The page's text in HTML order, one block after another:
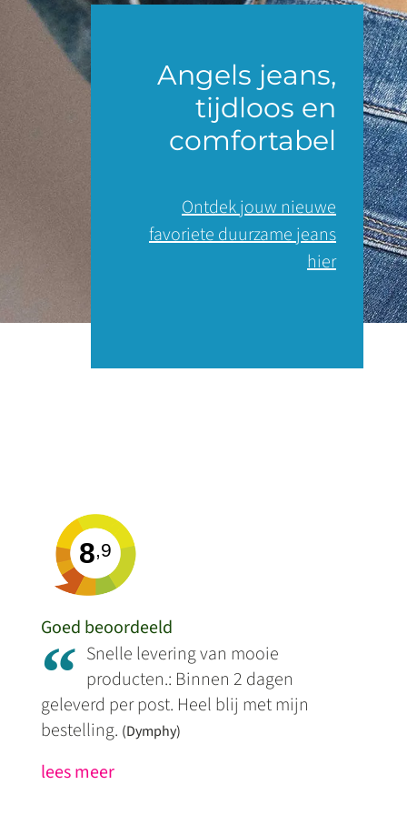
Angels jeans,
tijdloos en
comfortabel
Ontdek jouw nieuwe
favoriete duurzame jeans
hier
8,9
Goed beoordeeld
“ Snelle levering van mooie
producten.: Binnen 2 dagen
geleverd per post. Heel blij met mijn
bestelling. (Dymphy)
lees meer